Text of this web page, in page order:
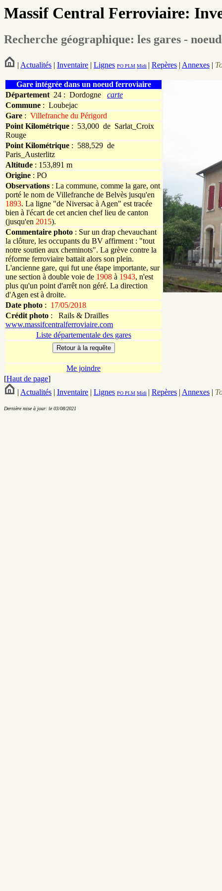
Massif Central Ferroviaire:
Recherche géographique: les gares -
| Actualités | Inventaire | Lignes PO PLM Midi | Repères | Annexes |
Gare intégrée dans un noeud ferroviaire
Département 24 : Dordogne carte
Commune : Loubejac
Gare : Villefranche du Périgord
Point Kilométrique : 53,000 de Sarlat_Croix
Rouge
Point Kilométrique : 588,529 de
Paris_Austerlitz
Altitude : 153,891 m
Origine : PO
Observations : La commune, comme la gare, ont
porté le nom de Villefranche de Belvès jusqu'en
1893. La ligne "de Niversac à Agen" est tracée
bien à l'écart de cet ancien chef lieu de canton
(jusqu'en 2015).
Commentaire photo : Sur un drap chevauchant
la clôture, les occupants du BV affirment : "tout
notre soutien aux cheminots". La grève contre la
réforme ferroviaire battait alors son plein.
L'ancienne gare, qui fut une étape importante, sur
une section à double voie de 1908 à 1943, n'est
plus qu'un point d'arrêt non géré. La direction
d'Agen est à droite.
Date photo : 17/05/2018
Crédit photo :
Rails & Drailles
www.massifcentralferroviaire.com
Liste départementale des gares
Me joindre
[Haut de page]
| Actualités | Inventaire | Lignes PO PLM Midi | Repères | Annexes |
Dernière mise à jour: le 03/08/2021